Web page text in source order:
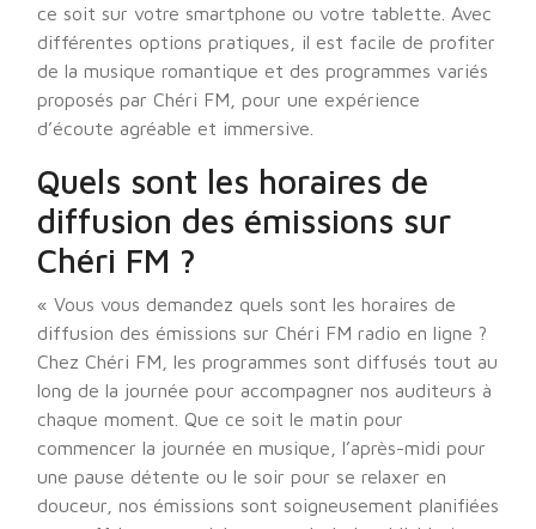
ce soit sur votre smartphone ou votre tablette. Avec
différentes options pratiques, il est facile de profiter
de la musique romantique et des programmes variés
proposés par Chéri FM, pour une expérience
d’écoute agréable et immersive.
Quels sont les horaires de
diffusion des émissions sur
Chéri FM ?
« Vous vous demandez quels sont les horaires de
diffusion des émissions sur Chéri FM radio en ligne ?
Chez Chéri FM, les programmes sont diffusés tout au
long de la journée pour accompagner nos auditeurs à
chaque moment. Que ce soit le matin pour
commencer la journée en musique, l’après-midi pour
une pause détente ou le soir pour se relaxer en
douceur, nos émissions sont soigneusement planifiées